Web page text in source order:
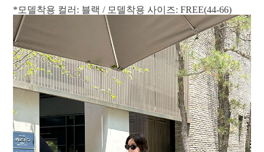
*모델착용 컬러: 블랙 / 모델착용 사이즈: FREE(44-66)